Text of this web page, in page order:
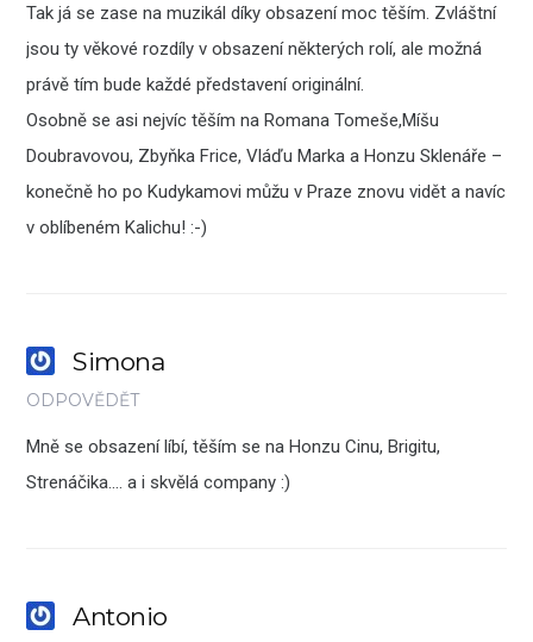
Tak já se zase na muzikál díky obsazení moc těším. Zvláštní
jsou ty věkové rozdíly v obsazení některých rolí, ale možná
právě tím bude každé představení originální.
Osobně se asi nejvíc těším na Romana Tomeše,Míšu
Doubravovou, Zbyňka Frice, Vláďu Marka a Honzu Sklenáře –
konečně ho po Kudykamovi můžu v Praze znovu vidět a navíc
v oblíbeném Kalichu! :-)
Simona
ODPOVĚDĚT
Mně se obsazení líbí, těším se na Honzu Cinu, Brigitu,
Strenáčika…. a i skvělá company :)
Antonio